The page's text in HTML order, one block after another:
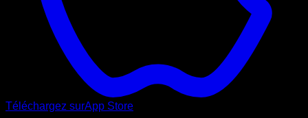
Téléchargez surApp Store